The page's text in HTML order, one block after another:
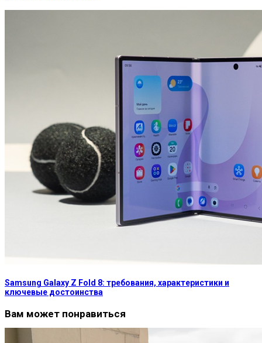
Samsung Galaxy Z Fold 8: требования, характеристики и
ключевые достоинства
Вам может понравиться